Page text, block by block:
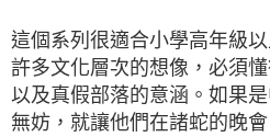
這個系列很適合小學高年級
許多文化層次的想像，必須
以及真假部落的意涵。如果
無妨，就讓他們在諸蛇的晚